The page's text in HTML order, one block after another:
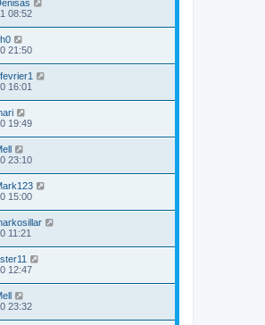
08:52
21:50
16:01
19:49
23:10
15:00
11:21
12:47
23:32